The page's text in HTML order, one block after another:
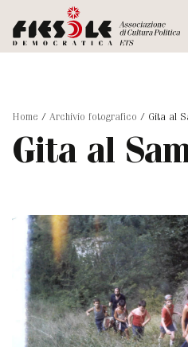
Home / Archivio fotografico / Gita al
Gita al